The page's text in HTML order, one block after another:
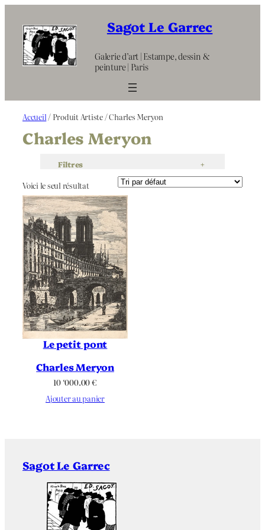
contenu
Sagot Le Garrec
Galerie d’art | Estampe, dessin &
peinture | Paris
Accueil / Produit Artiste / Charles Meryon
Charles Meryon
Filtres +
Voici le seul résultat
Le petit pont
Charles Meryon
10 ‘000.00€
Ajouter au panier
Sagot Le Garrec